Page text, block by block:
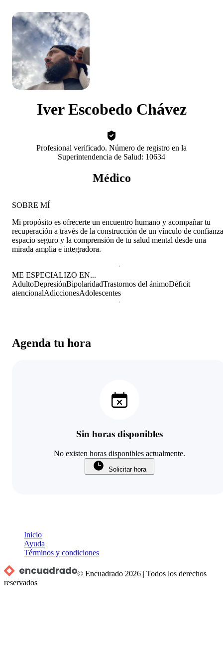
Iver Escobedo Chávez
Profesional verificado. Número de registro en la
Superintendencia de Salud: 10634
Médico
Agenda tu hora
Sin horas disponibles
No existen horas disponibles actualmente.
Solicitar hora
SOBRE MÍ
Mi propósito es ofrecerte un encuentro humano y acompañar tu
recuperación a través de la construcción de un vínculo de
espacio seguro y la comprensión de tu salud mental desde una
mirada amplia e integradora.
ME ESPECIALIZO EN...
AdultoDepresiónBipolaridadTrastornos del ánimoDéficit
atencionalAdiccionesAdolescentes
Inicio
Ayuda
Términos y condiciones
© Encuadrado 2026 |Todos los derechos
reservados